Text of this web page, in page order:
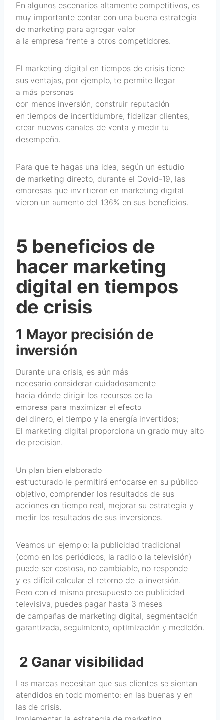
En algunos escenarios altamente competitivos, es
muy importante contar con una buena estrategia
de marketing para agregar valor
a la empresa frente a otros competidores.
El marketing digital en tiempos de crisis tiene
sus ventajas, por ejemplo, te permite llegar
a más personas
con menos inversión, construir reputación
en tiempos de incertidumbre, fidelizar clientes,
crear nuevos canales de venta y medir tu
desempeño.
Para que te hagas una idea, según un estudio
de marketing directo, durante el Covid-19, las
empresas que invirtieron en marketing digital
vieron un aumento del 136% en sus beneficios.
5 beneficios de
hacer marketing
digital en tiempos
de crisis
1 Mayor precisión de
inversión
Durante una crisis, es aún más
necesario considerar cuidadosamente
hacia dónde dirigir los recursos de la
empresa para maximizar el efecto
del dinero, el tiempo y la energía invertidos;
El marketing digital proporciona un grado muy alto
de precisión.
Un plan bien elaborado
estructurado le permitirá enfocarse en su público
objetivo, comprender los resultados de sus
acciones en tiempo real, mejorar su estrategia y
medir los resultados de sus inversiones.
Veamos un ejemplo: la publicidad tradicional
(como en los periódicos, la radio o la televisión)
puede ser costosa, no cambiable, no responde
y es difícil calcular el retorno de la inversión.
Pero con el mismo presupuesto de publicidad
televisiva, puedes pagar hasta 3 meses
de campañas de marketing digital, segmentación
garantizada, seguimiento, optimización y medición.
2 Ganar visibilidad
Las marcas necesitan que sus clientes se sientan
atendidos en todo momento: en las buenas y en
las de crisis.